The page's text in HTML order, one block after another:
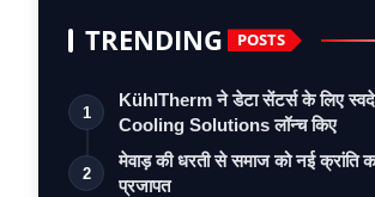
TRENDING POSTS
1
KühlTherm ने डेटा सेंटर्स के लिए
Cooling Solutions लॉन्च किए
2
मेवाड़ की धरती से समाज को नई क्रांति
प्रजापत